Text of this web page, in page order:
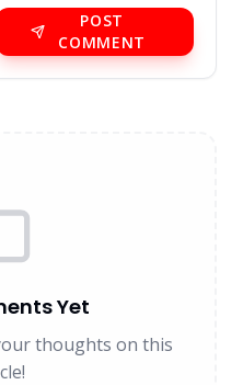
POST
COMMENT
Yet
thoughts on this